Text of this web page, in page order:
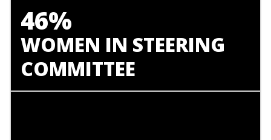
46%
WOMEN IN STEERING
COMMITTEE